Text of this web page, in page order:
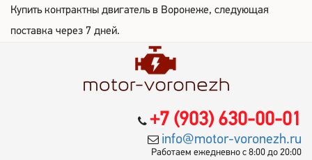
Купить контрактны двигатель в Воронеже, следующая
поставка через 7 дней.
+7 (903) 630-00-01
info@motor-voronezh.ru
Работаем ежедневно с 8:00 до 20:00